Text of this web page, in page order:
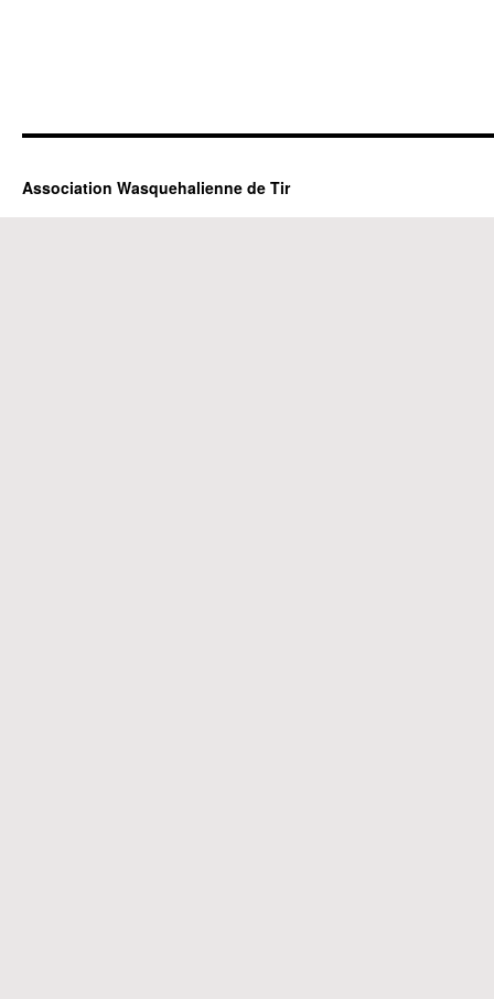
Association Wasquehalienne de Tir